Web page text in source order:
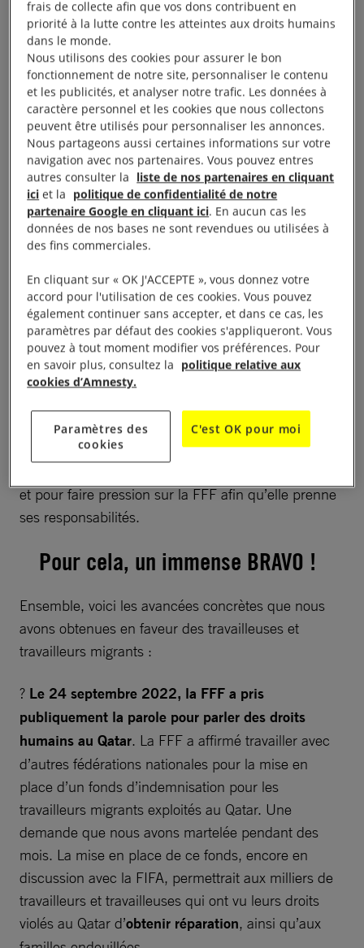
Un an avant le coup d’envoi du Mondial, en
décembre 2021, nous avons intensifié nos actions
enFrance, afin de faire pression sur les instances
sportives qui avaient le pouvoir d’influencer le Qatar
et de défendre les droits des travailleurs migrants au
Qatar. Sans relâche, avec vous, nous avons fait
campagne pour que la Fédération française de
football (FFF) prenne ses responsabilités et agisse
sur les acteurs principaux, etnous avons obtenu
des avancées!
Coupe à la raison !
Des avancées obtenues
grâce à vous !
Vous êtes des milliers à vous être mobilisé.es pour
et pour faire pression sur la FFF afin qu’elle prenne
ses responsabilités.
Pour cela, un immense BRAVO !
Ensemble, voici les avancées concrètes que nous
avons obtenues en faveur des travailleuses et
travailleurs migrants :
? Le 24 septembre 2022, la FFF a pris
publiquement la parole pour parler des droits
humains au Qatar. La FFF a affirmé travailler avec
d’autres fédérations nationales pour la mise en
place d’un fonds d’indemnisation pour les
travailleurs migrants exploités au Qatar. Une
demande que nous avons martelée pendant des
mois. La mise en place de ce fonds, encore en
discussion avec la FIFA, permettrait aux milliers de
travailleurs et travailleuses qui ont vu leurs droits
violés au Qatar d’obtenir réparation, ainsi qu’aux
frais de collecte afin que vos dons contribuent en
priorité à la lutte contre les atteintes aux droits humains
dans le monde.
Nous utilisons des cookies pour assurer le bon
fonctionnement de notre site, personnaliser le contenu
et les publicités, et analyser notre trafic. Les données à
caractère personnel et les cookies que nous collectons
peuvent être utilisés pour personnaliser les annonces.
Nous partageons aussi certaines informations sur votre
navigation avec nos partenaires. Vous pouvez entres
autres consulter la liste de nos partenaires en cliquant
ici et la politique de confidentialité de notre
partenaire Google en cliquant ici. En aucun cas les
données de nos bases ne sont revendues ou utilisées à
des fins commerciales.
En cliquant sur « OK J'ACCEPTE », vous donnez votre
accord pour l'utilisation de ces cookies. Vous pouvez
également continuer sans accepter, et dans ce cas, les
paramètres par défaut des cookies s'appliqueront. Vous
pouvez à tout moment modifier vos préférences. Pour
en savoir plus, consultez la politique relative aux
cookies d’Amnesty.
Paramètres des
cookies
C'est OK pour moi